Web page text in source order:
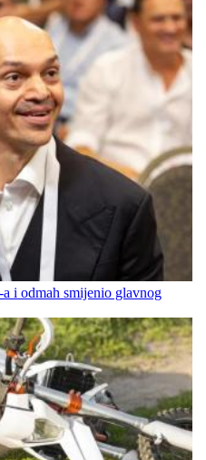
i odmah smijenio glavnog